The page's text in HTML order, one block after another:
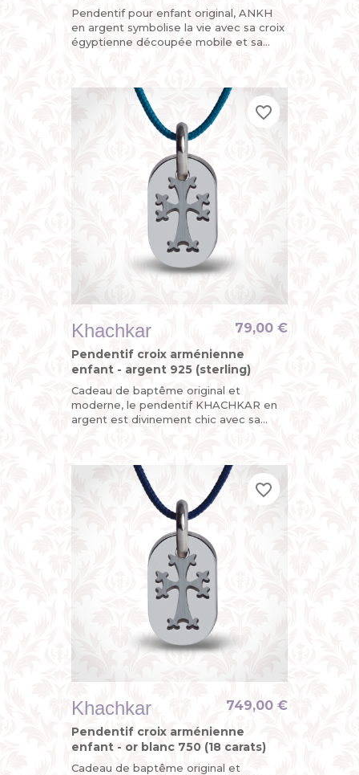
Pendentif pour enfant original, ANKH
en argent symbolise la vie avec sa croix
égyptienne découpée mobile et sa
Khachkar
Pendentif croix arménienne
enfant - argent 925 (sterling)
Cadeau de baptême original et
moderne, le pendentif KHACHKAR en
argent est divinement chic avec sa
79,00 €
favorite_border
favorite_border
favorite_border
Khachkar
Pendentif croix arménienne
enfant - or blanc 750 (18 carats)
Cadeau de baptême original et
749,00 €
favorite_border
favorite_border
favorite_border